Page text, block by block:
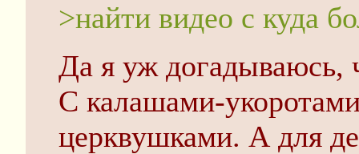
>найти видео с куда
Да я уж догадываюсь,
С калашами-
церквушками. А для